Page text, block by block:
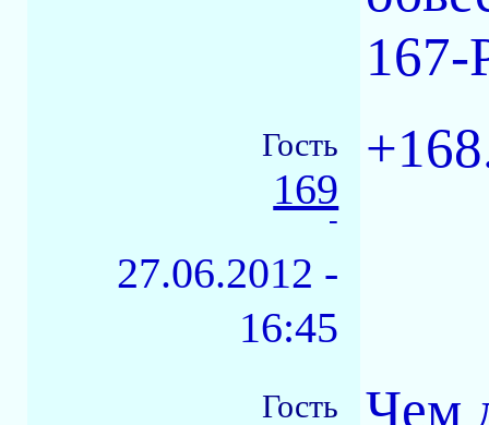
167-
Гость
169
-
27.06.2012 -
16:45
Гость
Чем